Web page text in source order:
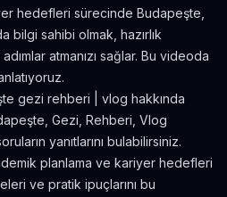
İzleyerek İngilizce Öğrenmek
Tavsiyeler
Teknoloji Alışverişi ve Elektronik
9 yıl önce
İyi Para Kazandıran 10 İş
8 yıl önce
hedefleri sürecinde Budapeşte,
bilgi sahibi olmak, hazırlık
atmanızı sağlar. Bu videoda
gezi rehberi | vlog hakkında
Gezi, Rehberi, Vlog
yanıtlarını bulabilirsiniz.
planlama ve kariyer hedefleri
ve pratik ipuçlarını bu